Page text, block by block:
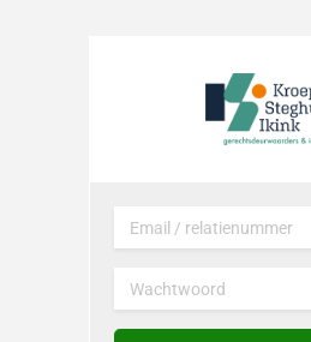
Email / relatienummer
Wachtwoord